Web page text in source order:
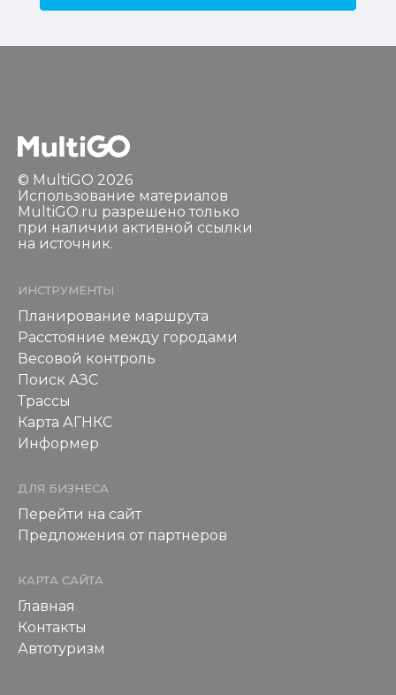
© MultiGO 2026
Использование материалов
MultiGO.ru разрешено только
при наличии активной ссылки
на источник.
ИНСТРУМЕНТЫ
Планирование маршрута
Расстояние между городами
Весовой контроль
Поиск АЗС
Трассы
Карта АГНКС
Информер
ДЛЯ БИЗНЕСА
Перейти на сайт
Предложения от партнеров
КАРТА САЙТА
Главная
Контакты
Автотуризм